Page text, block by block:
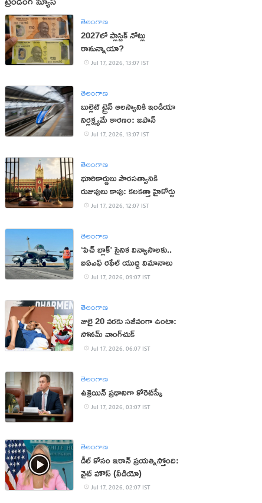
తెలంగాణ
2027లో ప్లాస్టిక్ నోట్లు
రానున్నాయా?
Jul 17, 2026, 13:07 IST
తెలంగాణ
బుల్లెట్ ట్రైన్ ఆలస్యానికి ఇండియా
నిర్లక్ష్యమే కారణం: జపాన్
Jul 17, 2026, 13:07 IST
తెలంగాణ
భూరికార్డులు పౌరసత్వానికి
రుజువులు కావు: కలకత్తా హైకోర్టు
Jul 17, 2026, 12:07 IST
తెలంగాణ
‘పిచ్ బ్లాక్’ సైనిక విన్యాసాల‌కు..
ఐఏఎఫ్ ర‌ఫేల్ యుద్ధ విమానాలు
Jul 17, 2026, 09:07 IST
తెలంగాణ
జులై 20 వరకు సజీవంగా ఉంటా:
సోనమ్‌ వాంగ్‌చుక్‌
Jul 17, 2026, 06:07 IST
తెలంగాణ
ఉక్రెయిన్ ప్రధానిగా కోరెట్‌స్కీ
Jul 17, 2026, 03:07 IST
తెలంగాణ
డీల్ కోసం ఇరాన్ ప్రయత్నిస్తోంది:
వైట్ హౌస్ (వీడియో)
Jul 17, 2026, 02:07 IST